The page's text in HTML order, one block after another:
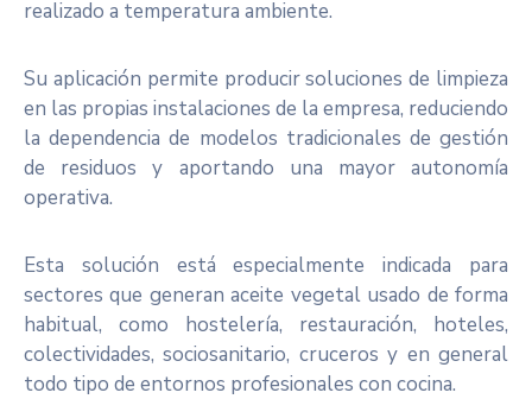
realizado a temperatura ambiente.
Su aplicación permite producir soluciones de limpieza
en las propias instalaciones de la empresa, reduciendo
la dependencia de modelos tradicionales de gestión
de residuos y aportando una mayor autonomía
operativa.
Esta solución está especialmente indicada para
sectores que generan aceite vegetal usado de forma
habitual, como hostelería, restauración, hoteles,
colectividades, sociosanitario, cruceros y en general
todo tipo de entornos profesionales con cocina.